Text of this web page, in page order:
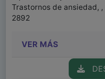
Trastornos de ansiedad,
2892
VER MÁS